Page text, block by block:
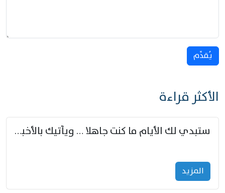
يُقدِّم
الأكثر قراءة
ستبدي لك الأيام ما كنت جاهلا … ويأتيك بالأخبار من لم تزوّد
المزید